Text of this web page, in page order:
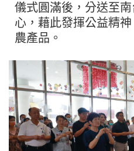
儀式圓滿後，分送至
心，藉此發揮公益精
農產品。